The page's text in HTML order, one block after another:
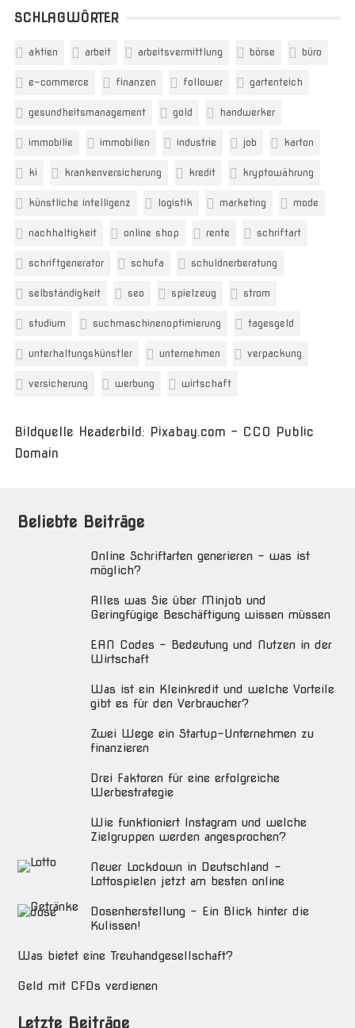
SCHLAGWÖRTER
aktien arbeit arbeitsvermittlung börse büro
e-commerce finanzen follower gartenteich
gesundheitsmanagement gold handwerker
immobilie immobilien industrie job karton
ki krankenversicherung kredit kryptowährung
künstliche intelligenz logistik marketing mode
nachhaltigkeit online shop rente schriftart
schriftgenerator schufa schuldnerberatung
selbständigkeit seo spielzeug strom
studium suchmaschinenoptimierung tagesgeld
unterhaltungskünstler unternehmen verpackung
versicherung werbung wirtschaft
Bildquelle Headerbild: Pixabay.com - CC0 Public
Domain
Beliebte Beiträge
Online Schriftarten generieren – was ist
möglich?
Alles was Sie über Minjob und
Geringfügige Beschäftigung wissen müssen
EAN Codes – Bedeutung und Nutzen in der
Wirtschaft
Was ist ein Kleinkredit und welche Vorteile
gibt es für den Verbraucher?
Zwei Wege ein Startup-Unternehmen zu
finanzieren
Drei Faktoren für eine erfolgreiche
Werbestrategie
Wie funktioniert Instagram und welche
Zielgruppen werden angesprochen?
Neuer Lockdown in Deutschland –
Lottospielen jetzt am besten online
Dosenherstellung – Ein Blick hinter die
Kulissen!
Was bietet eine Treuhandgesellschaft?
Geld mit CFDs verdienen
Letzte Beiträge